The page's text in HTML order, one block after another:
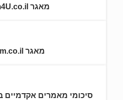
מאגר Sikum4U.co.il
מאגר Sicum.co.il
סיכומי מאמרים אקדמיים